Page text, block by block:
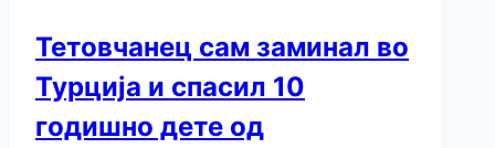
Тетовчанец сам заминал во
Турција и спасил 10
годишно дете од